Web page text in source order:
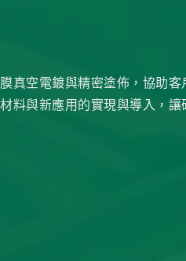
真空電鍍與精密塗佈，協助
料與新應用的實現與導入，